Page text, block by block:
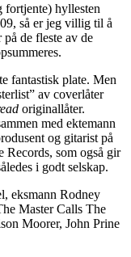
fortjente) hyllesten
så er jeg villig til å
de fleste av de
fantastisk plate. Men
av coverlåter
originallåter.
med ektemann
og gitarist på
Records, som også gir
i godt selskap.
eksmann Rodney
Master Calls The
Moorer, John Prine